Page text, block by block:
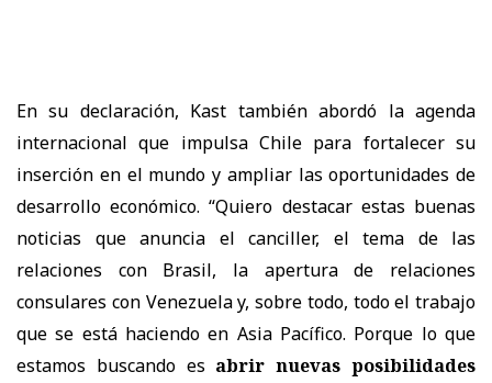
En su declaración, Kast también abordó la agenda
internacional que impulsa Chile para fortalecer su
inserción en el mundo y ampliar las oportunidades de
desarrollo económico. “Quiero destacar estas buenas
noticias que anuncia el canciller, el tema de las
relaciones con Brasil, la apertura de relaciones
consulares con Venezuela y, sobre todo, todo el trabajo
que se está haciendo en Asia Pacífico. Porque lo que
estamos buscando es abrir nuevas posibilidades